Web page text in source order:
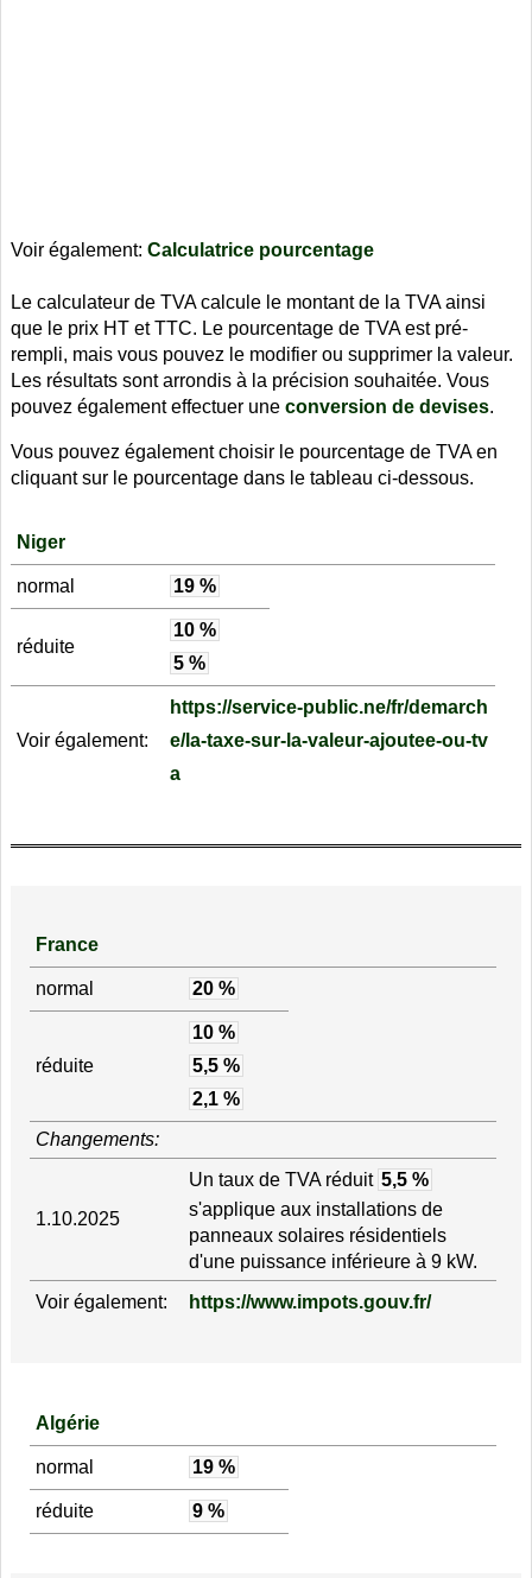
Voir également: Calculatrice pourcentage
Le calculateur de TVA calcule le montant de la TVA ainsi
que le prix HT et TTC. Le pourcentage de TVA est pré-
rempli, mais vous pouvez le modifier ou supprimer la valeur.
Les résultats sont arrondis à la précision souhaitée. Vous
pouvez également effectuer une conversion de devises.
Vous pouvez également choisir le pourcentage de TVA en
cliquant sur le pourcentage dans le tableau ci-dessous.
Niger
normal 19 %
réduite
10 %
5 %
Voir également:
https://service-public.ne/fr/demarch
e/la-taxe-sur-la-valeur-ajoutee-ou-tv
a
France
normal 20 %
réduite
10 %
5,5 %
2,1 %
Changements:
1.10.2025
Un taux de TVA réduit 5,5 %
s'applique aux installations de
panneaux solaires résidentiels
d'une puissance inférieure à 9 kW.
Voir également:
https://www.impots.gouv.fr/
Algérie
normal 19 %
réduite 9 %